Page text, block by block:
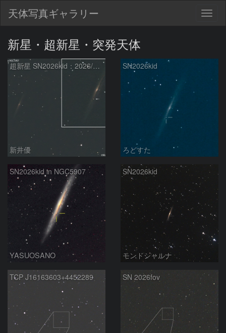
天体写真ギャラリー
新星・超新星・突発天体
超新星 SN2026kid：2026/04/25
新井優
SN2026kid
ろどすた
SN2026kid in NGC5907
YASUOSANO
SN2026kid
モンドシャルナ
TCP J16163603+4452289 SN 2026fov